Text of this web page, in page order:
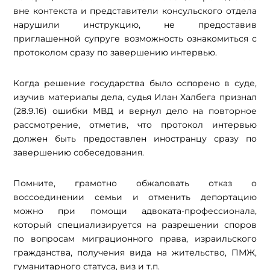
вне контекста и представители консульского отдела
нарушили инструкцию, не предоставив
приглашенной супруге возможность ознакомиться с
протоколом сразу по завершению интервью.
Когда решение государства было оспорено в суде,
изучив материалы дела, судья Илан Халбега признал
(28.9.16) ошибки МВД и вернул дело на повторное
рассмотрение, отметив, что протокол интервью
должен быть предоставлен иностранцу сразу по
завершению собеседования.
Помните, грамотно обжаловать отказ о
воссоединении семьи и отменить депортацию
можно при помощи адвоката-профессионала,
который специализируется на разрешении споров
по вопросам миграционного права, израильского
гражданства, получения вида на жительство, ПМЖ,
гуманитарного статуса, виз и т.п.